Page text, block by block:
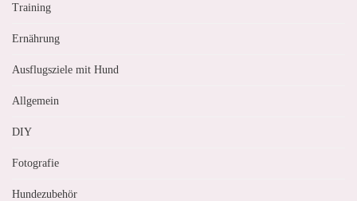
Training
Ernährung
Ausflugsziele mit Hund
Allgemein
DIY
Fotografie
Hundezubehör